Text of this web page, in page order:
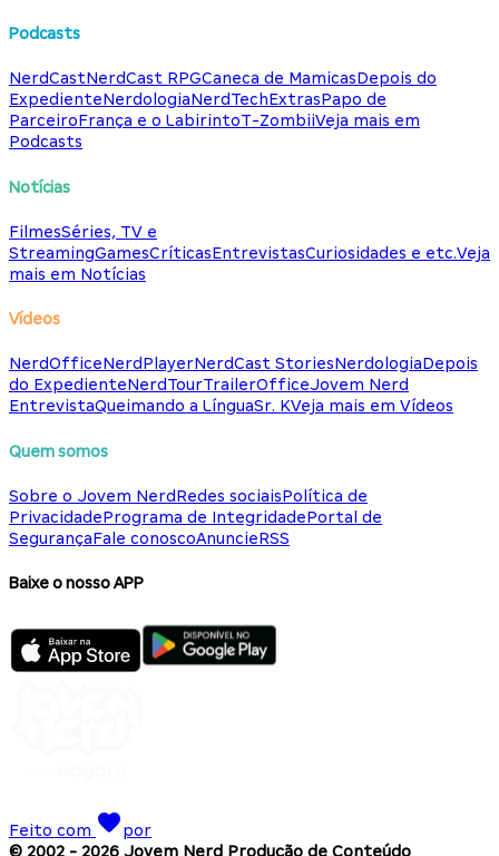
Podcasts
NerdCastNerdCast RPGCaneca de MamicasDepois do
ExpedienteNerdologiaNerdTechExtrasPapo de
ParceiroFrança e o LabirintoT-ZombiiVeja mais em
Podcasts
Notícias
FilmesSéries, TV e
StreamingGamesCríticasEntrevistasCuriosidades e etc.Veja
mais em Notícias
Vídeos
NerdOfficeNerdPlayerNerdCast StoriesNerdologiaDepois
do ExpedienteNerdTourTrailerOfficeJovem Nerd
EntrevistaQueimando a LínguaSr. KVeja mais em Vídeos
Quem somos
Sobre o Jovem NerdRedes sociaisPolítica de
PrivacidadePrograma de IntegridadePortal de
SegurançaFale conoscoAnuncieRSS
Baixe o nosso APP
Feito com
por
© 2002 - 2026 Jovem Nerd Produção de Conteúdo